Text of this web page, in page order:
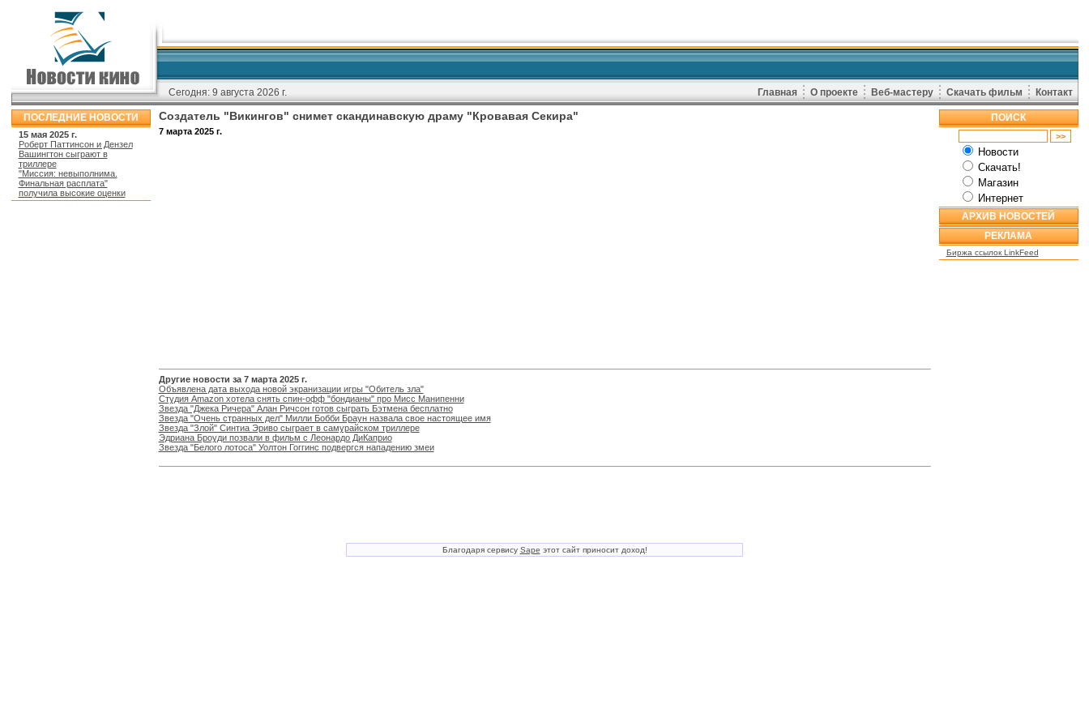
Сегодня: 9 августа 2026 г. Главная О проекте Веб-мастеру Скачать фильм Контакт
ПОСЛЕДНИЕ НОВОСТИ
15 мая 2025 г.
Роберт Паттинсон и Дензел
Вашингтон сыграют в
триллере
"Миссия: невыполнима.
Финальная расплата"
получила высокие оценки
Создатель "Викингов" снимет скандинавскую драму "Кровавая Секира"
7 марта 2025 г.
Другие новости за 7 марта 2025 г.
Объявлена дата выхода новой экранизации игры "Обитель зла"
Студия Amazon хотела снять спин-офф "бондианы" про Мисс Манипенни
Звезда "Джека Ричера" Алан Ричсон готов сыграть Бэтмена бесплатно
Звезда "Очень странных дел" Милли Бобби Браун назвала свое настоящее имя
Звезда "Злой" Синтиа Эриво сыграет в самурайском триллере
Эдриана Броуди позвали в фильм с Леонардо ДиКаприо
Звезда "Белого лотоса" Уолтон Гоггинс подвергся нападению змеи
Благодаря сервису Sape этот сайт приносит доход!
ПОИСК
Новости
Скачать!
Магазин
Интернет
АРХИВ НОВОСТЕЙ
РЕКЛАМА
Биржа ссылок LinkFeed